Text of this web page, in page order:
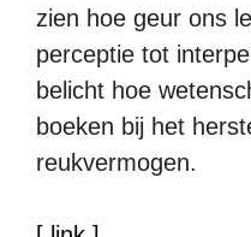
zien hoe geur ons
perceptie tot
belicht hoe
boeken bij het
reukvermogen.